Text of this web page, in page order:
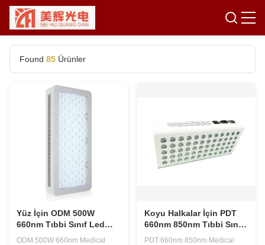
Found 85 Ürünler
Yüz İçin ODM 500W
660nm Tıbbi Sınıf Led
Işık Terapi Cihazları
ODM 500W 660nm Medical
Koyu Halkalar İçin PDT
660nm 850nm Tıbbi Sınıf
Led Işık Terapisi
PDT 660nm 850nm Medical